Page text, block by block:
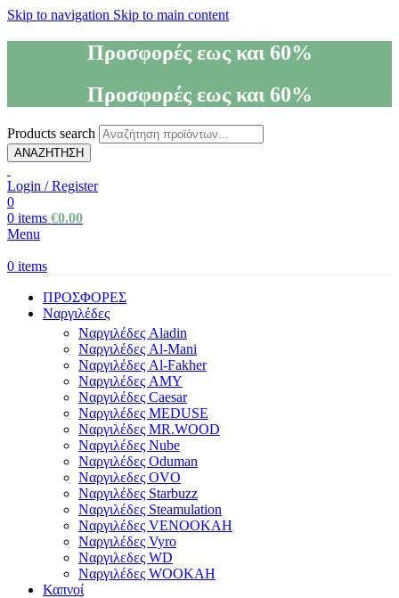
Skip to navigation Skip to main content
Προσφορές εως και 60%
Προσφορές εως και 60%
Products search
ΑΝΑΖΗΤΗΣΗ
Login / Register
0
0 items €0.00
Menu
0 items
ΠΡΟΣΦΟΡΕΣ
Ναργιλέδες
Ναργιλέδες Aladin
Ναργιλέδες Al-Mani
Ναργιλέδες Al-Fakher
Ναργιλέδες AΜΥ
Ναργιλέδες Caesar
Ναργιλέδες MEDUSE
Ναργιλέδες MR.WOOD
Ναργιλέδες Nube
Ναργιλέδες Oduman
Ναργιλεδες OVO
Ναργιλέδες Starbuzz
Ναργιλέδες Steamulation
Ναργιλέδες VENOOKAH
Ναργιλέδες Vyro
Ναργιλεδες WD
Ναργιλέδες WOOKAH
Καπνοί